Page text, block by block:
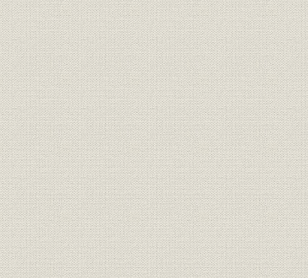
索引[東京、大阪、京都、名古屋、金沢の入札売立史分。作者名のあ
のもの、入札売立て名称を含む]
謝辞 横井彬 東京美術倶楽部百年史編纂委員会・委員長
奥付・協力者一覧